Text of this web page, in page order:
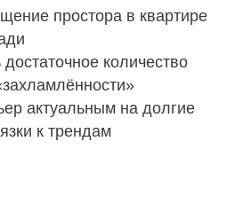
простора в квартире
количество
актуальным на долгие
к трендам